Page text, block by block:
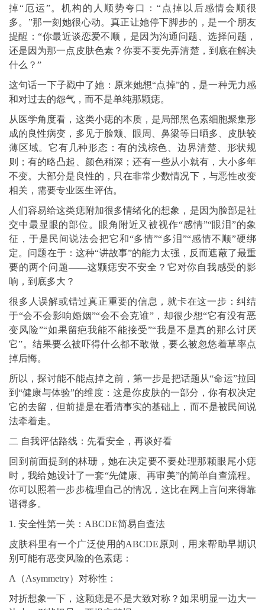
掉“厄运”。机构的人顺势夸口：“点掉以后感情会顺很
多。”那一刻她很心动。真正让她停下脚步的，是一个朋友
提醒：“你最近谈恋爱不顺，是因为沟通问题、选择问题，
还是因为那一点皮肤色素？你要不要先弄清楚，到底在解决
什么？”
这句话一下子戳中了她：原来她想“点掉”的，是一种无力感
和对过去的怨气，而不是单纯那颗痣。
从医学角度看，这类小痣的本质，是局部黑色素细胞聚集形
成的良性病变，多见于脸颊、眼周、鼻梁等日晒多、皮肤较
薄区域。它有几种形态：有的浅棕色、边界清楚、形状规
则；有的略凸起、颜色稍深；还有一些从小就有，大小多年
不变。大部分是良性的，只在非常少数情况下，与恶性改变
相关，需要专业医生评估。
人们容易给这类痣附加很多情绪化的想象，是因为脸部是社
交中最显眼的部位。眼角附近又被视作“感情”“眼泪”的象
征，于是民间说法会把它和“多情”“多泪”“感情不顺”硬绑
定。问题在于：这种“讲故事”的能力太强，反而遮蔽了最重
要的两个问题——这颗痣安不安全？它对你自我感受的影
响，到底多大？
很多人误解或错过真正重要的信息，就卡在这一步：纠结
于“会不会影响婚姻”“会不会克谁”，却很少想“它有没有恶
变风险”“如果留疤我能不能接受”“我是不是真的那么讨厌
它”。结果要么被吓得什么都不敢做，要么被忽悠着草率点
掉后悔。
所以，探讨能不能点掉之前，第一步是把话题从“命运”拉回
到“健康与体验”的维度：这是你皮肤的一部分，你有权决定
它的去留，但前提是在看清事实的基础上，而不是被民间说
法牵着走。
二 自我评估路线：先看安全，再谈好看
回到前面提到的林珊，她在决定要不要处理那颗眼尾小痣
时，我给她设计了一套“先健康、再审美”的简单自查流程。
你可以照着一步步梳理自己的情况，这比在网上盲问来得靠
谱得多。
1. 安全性第一关：ABCDE简易自查法
皮肤科里有一个广泛使用的ABCDE原则，用来帮助早期识
别可能有恶变风险的色素痣：
A（Asymmetry）对称性：
对折想象一下，这颗痣是不是大致对称？如果明显一边大一